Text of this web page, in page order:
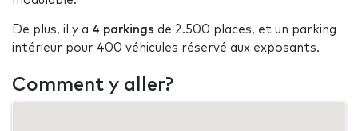
De plus, il y a 4 parkings de 2.500 places, et un parking
intérieur pour 400 véhicules réservé aux exposants.
Comment y aller?